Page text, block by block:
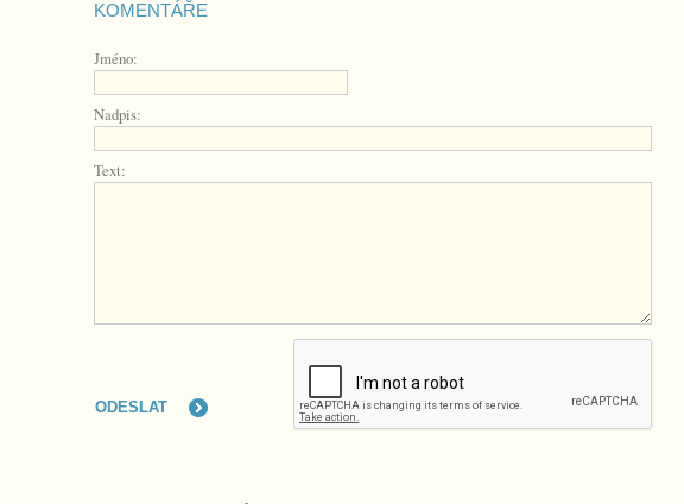
KOMENTÁŘE
Jméno:
Nadpis:
Text: